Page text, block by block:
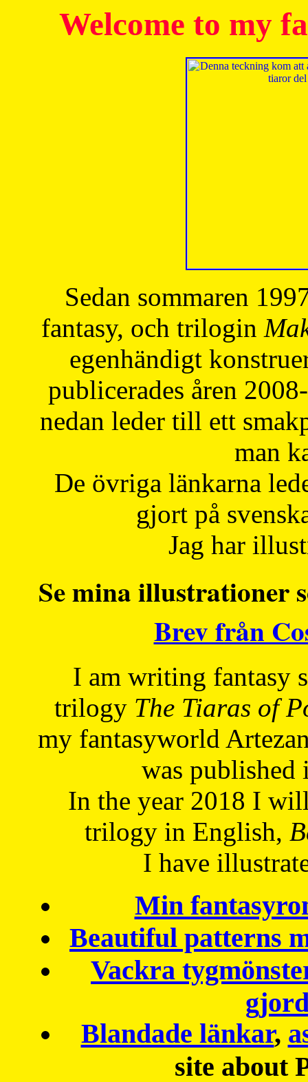
Welcome to my
Sedan sommaren
fantasy, och trilogin
egenhändigt
publicerades åren
nedan leder till ett
man
De övriga länkarna
gjort på
Jag har
Se mina illustrationer
Brev från
I am writing fantasy
trilogy The Tiaras of
my fantasyworld
was published
In the year 2018 I
trilogy in English,
I have
Min
Beautiful patterns
Vackra
Blandade länkar,
site about